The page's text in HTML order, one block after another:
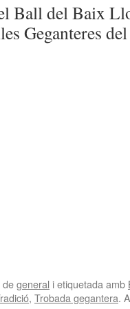
Ball del Baix
Geganteres
degeneral i etiquetada amb
, Trobada gegantera.